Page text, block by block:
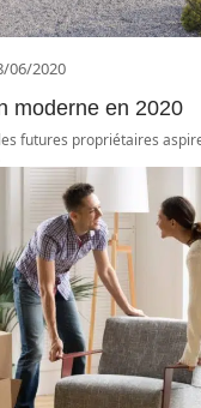
06/2020
moderne en 2020
futures propriétaires